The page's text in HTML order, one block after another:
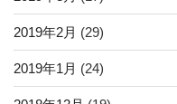
2019年2月 (29)
2019年1月 (24)